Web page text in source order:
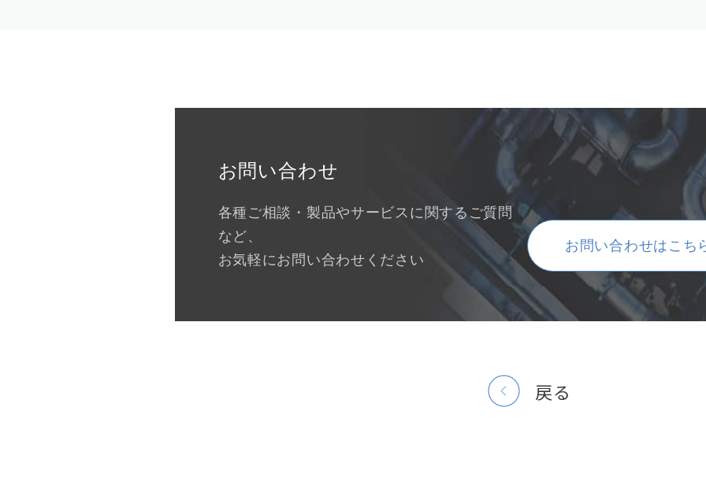
お問い合わせ
各種ご相談・製品やサービスに関するご質問
など、
お気軽にお問い合わせください
お問い合わせはこち
戻る